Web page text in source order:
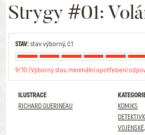
Strygy #01:
STAV:stav výborný, č.1
9/10 (Výborný stav, minimální opotřebení
ILUSTRACE
RICHARD GUERINEAU
KOMIKS